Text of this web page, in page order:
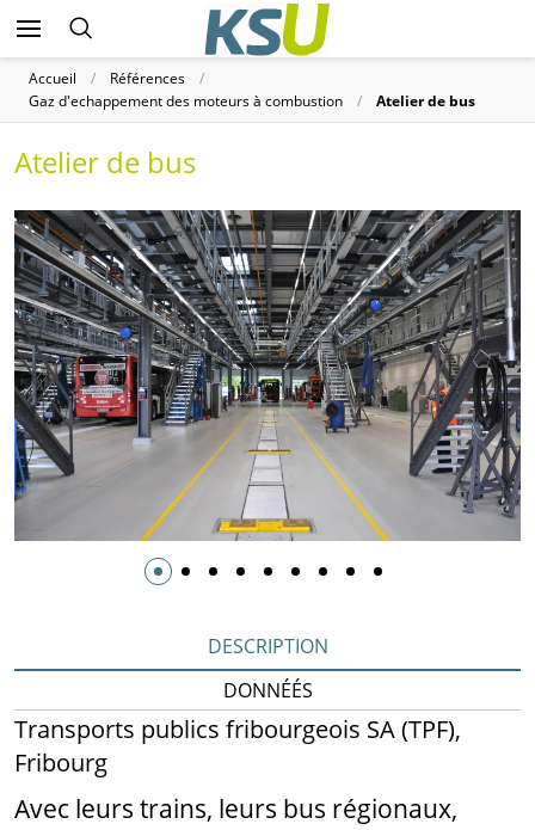
Accueil
Références
Gaz d'echappement des moteurs à combustion
Atelier de bus
Atelier de bus
Transports publics fribourgeois SA (TPF),
Fribourg
Avec leurs trains, leurs bus régionaux,
DESCRIPTION
DONNÉÉS